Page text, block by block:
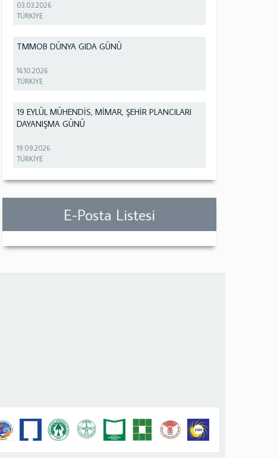
03.03.2026
TÜRKİYE
TMMOB DÜNYA GIDA GÜNÜ
16.10.2026
TÜRKİYE
19 EYLÜL MÜHENDİS, MİMAR, ŞEHİR PLANCILARI
DAYANIŞMA GÜNÜ
19.09.2026
TÜRKİYE
E-Posta Listesi